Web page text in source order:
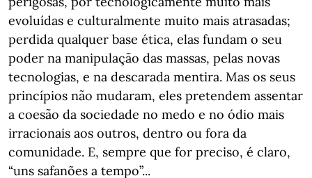
evoluídas e culturalmente muito mais atrasadas;
perdida qualquer base ética, elas fundam o seu
poder na manipulação das massas, pelas novas
tecnologias, e na descarada mentira. Mas os seus
princípios não mudaram, eles pretendem assentar
a coesão da sociedade no medo e no ódio mais
irracionais aos outros, dentro ou fora da
comunidade. E, sempre que for preciso, é claro,
“uns safanões a tempo”...